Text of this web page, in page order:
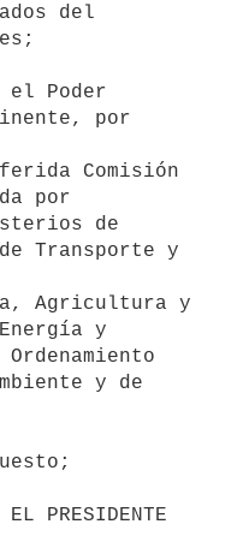
del
por
Comisión
por
de
Transporte y
Agricultura y
y
y de